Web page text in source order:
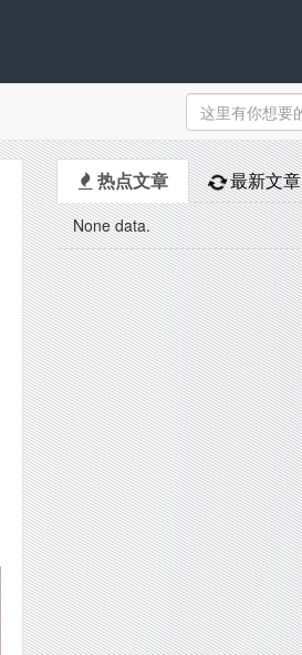
热点文章 最新文章
None data.